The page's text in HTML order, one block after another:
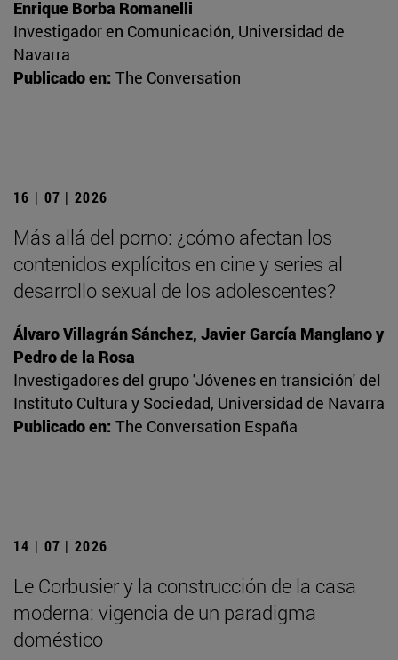
Enrique Borba Romanelli
Investigador en Comunicación, Universidad de
Navarra
Publicado en: The Conversation
16 | 07 | 2026
Más allá del porno: ¿cómo afectan los
contenidos explícitos en cine y series al
desarrollo sexual de los adolescentes?
Álvaro Villagrán Sánchez, Javier García Manglano y
Pedro de la Rosa
Investigadores del grupo 'Jóvenes en transición' del
Instituto Cultura y Sociedad, Universidad de Navarra
Publicado en: The Conversation España
14 | 07 | 2026
Le Corbusier y la construcción de la casa
moderna: vigencia de un paradigma
doméstico